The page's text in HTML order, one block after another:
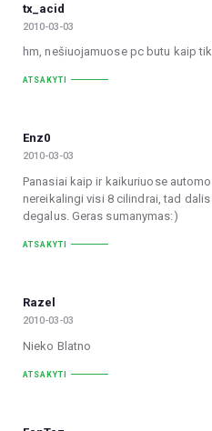
tx_acid
2010-03-03
hm, nešiuojamuose pc butu kaip
ATSAKYTI
Enz0
2010-03-03
Panasiai kaip ir kaikuriuose
nereikalingi visi 8 cilindrai, tad
degalus. Geras sumanymas:)
ATSAKYTI
Razel
2010-03-03
Nieko Blatno
ATSAKYTI